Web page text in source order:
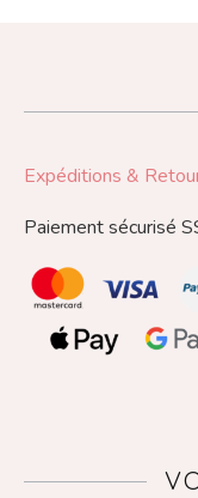
Expéditions &
Paiement sécurisé